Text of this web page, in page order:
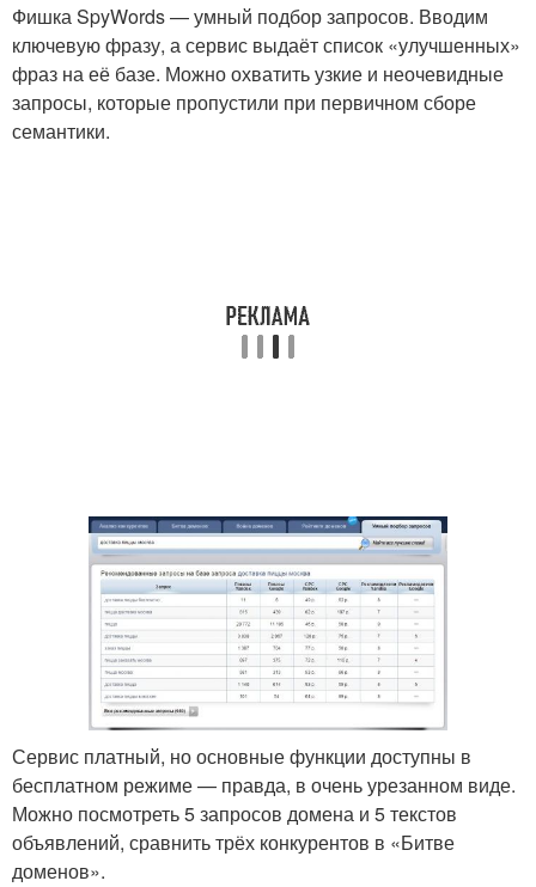
Фишка SpyWords — умный подбор запросов. Вводим
ключевую фразу, а сервис выдаёт список «улучшенных»
фраз на её базе. Можно охватить узкие и неочевидные
запросы, которые пропустили при первичном сборе
семантики.
Сервис платный, но основные функции доступны в
бесплатном режиме — правда, в очень урезанном виде.
Можно посмотреть 5 запросов домена и 5 текстов
объявлений, сравнить трёх конкурентов в «Битве
доменов».